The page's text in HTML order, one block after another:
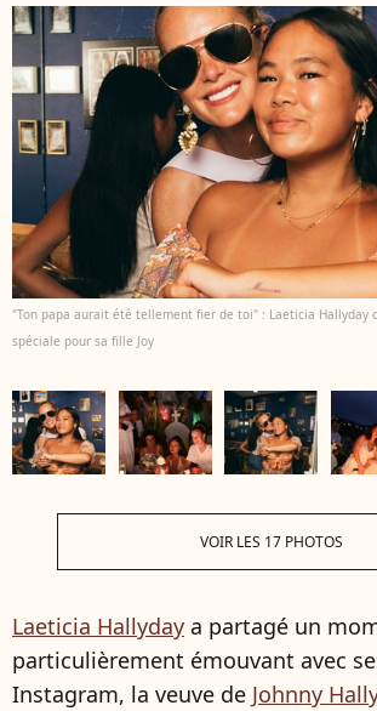
"Ton papa aurait été tellement fier de toi" : Laeticia Hallyday
spéciale pour sa fille Joy
VOIR LES 17 PHOTOS
Laeticia Hallyday a partagé un
particulièrement émouvant avec
Instagram, la veuve de Johnny